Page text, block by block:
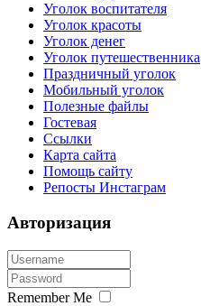
Уголок воспитателя
Уголок красоты
Уголок денег
Уголок путешественника
Праздничный уголок
Мобильный уголок
Полезные файлы
Гостевая
Ссылки
Карта сайта
Помощь сайту
Репосты Инстаграм
Авторизация
Remember Me